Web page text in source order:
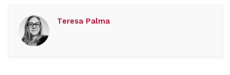
Teresa Palma